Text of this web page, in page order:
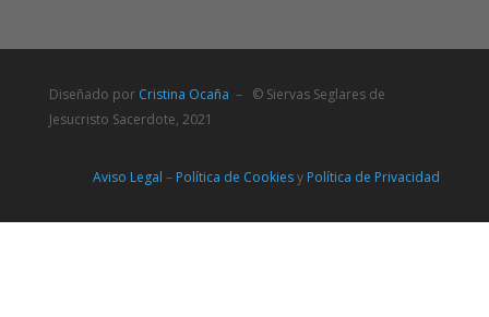
Diseñado por Cristina Ocaña – © Siervas Seglares de
Jesucristo Sacerdote, 2021
Aviso Legal – Política de Cookiesy Política de Privacidad